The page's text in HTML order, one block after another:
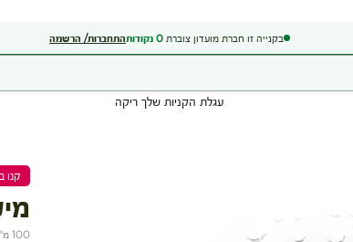
בקנייה זו חברת מועדון צוברת 0 נקודותהתחברות/ הרשמה
עגלת הקניות שלך ריקה
קנו ב-₪300
100 מ"ל